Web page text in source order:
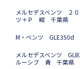
メルセデスベンツ ２
ツ＋Ｐ 紺 千葉県
M・ベンツ GLE350d
メルセデスベンツ
ルーシブ 青 千葉県